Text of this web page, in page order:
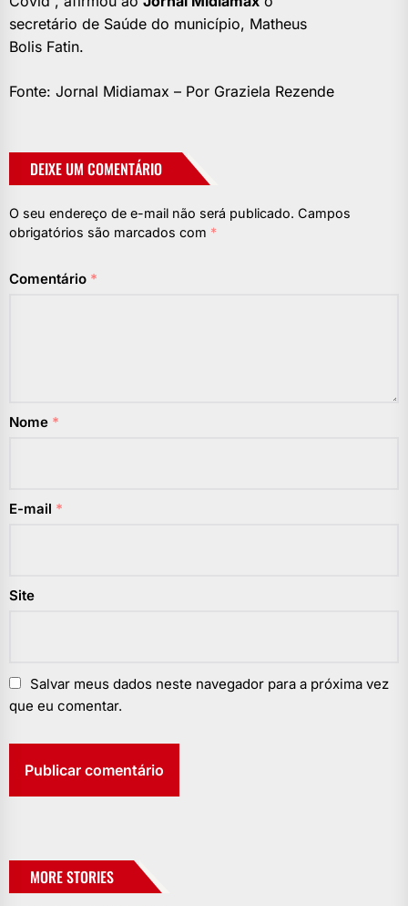
secretário de Saúde do município, Matheus
Bolis Fatin.
Fonte: Jornal Midiamax – Por Graziela Rezende
DEIXE UM COMENTÁRIO
O seu endereço de e-mail não será publicado. Campos
obrigatórios são marcados com *
Comentário *
Nome *
E-mail *
Site
Salvar meus dados neste navegador para a próxima vez
que eu comentar.
MORE STORIES